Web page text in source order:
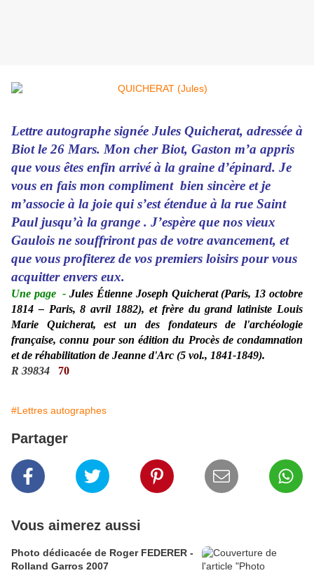
Lettre autographe signée Jules Quicherat, adressée à
Biot le 26 Mars. Mon cher Biot, Gaston m’a appris
que vous êtes enfin arrivé à la graine d’épinard. Je
vous en fais mon compliment bien sincère et je
m’associe à la joie qui s’est étendue à la rue Saint
Paul jusqu’à la grange . J’espère que nos vieux
Gaulois ne souffriront pas de votre avancement, et
que vous profiterez de vos premiers loisirs pour vous
acquitter envers eux.
Une page -Jules Étienne Joseph Quicherat (Paris, 13 octobre
1814 – Paris, 8 avril 1882), et frère du grand latiniste Louis
Marie Quicherat, est un des fondateurs de l'archéologie
française, connu pour son édition du Procès de condamnation
et de réhabilitation de Jeanne d'Arc (5 vol., 1841-1849).
R 39834
70
#Lettres autographes
Partager
Vous aimerez aussi
Photo dédicacée de Roger FEDERER -
Rolland Garros 2007